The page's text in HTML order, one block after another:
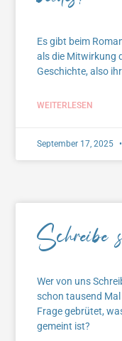
Es gibt beim
als die Mitwirkung
Geschichte, also
WEITERLESEN
September 17, 2025
Schreibe
Wer von uns
schon tausend
Frage gebrütet,
gemeint ist?